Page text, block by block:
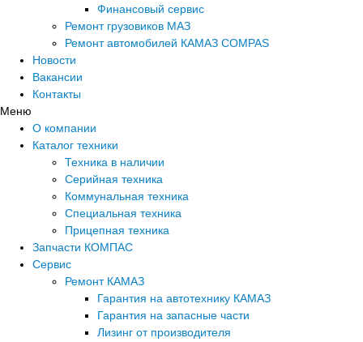
Финансовый сервис
Ремонт грузовиков МАЗ
Ремонт автомобилей КАМАЗ COMPAS
Новости
Вакансии
Контакты
Меню
О компании
Каталог техники
Техника в наличии
Серийная техника
Коммунальная техника
Специальная техника
Прицепная техника
Запчасти КОМПАС
Сервис
Ремонт КАМАЗ
Гарантия на автотехнику КАМАЗ
Гарантия на запасные части
Лизинг от производителя